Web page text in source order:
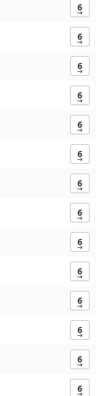
6
6
6
6
6
6
6
6
6
6
6
6
6
6